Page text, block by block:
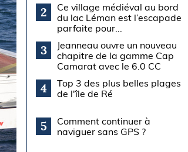
2
Ce village médiéval au bord
du lac Léman est l’escapade
parfaite pour...
3
Jeanneau ouvre un nouveau
chapitre de la gamme Cap
Camarat avec le 6.0 CC
4
Top 3 des plus belles plages
de l'île de Ré
5
Comment continuer à
naviguer sans GPS ?